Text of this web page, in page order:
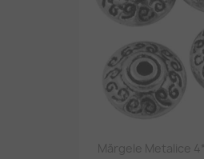
Mărgele Metalice